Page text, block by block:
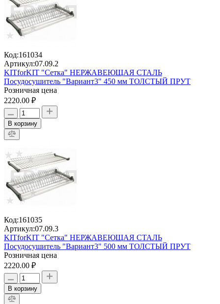
Код:161034
Артикул:07.09.2
KITforKIT "Сетка" НЕРЖАВЕЮЩАЯ СТАЛЬ
Посудосушитель "Вариант3" 450 мм ТОЛСТЫЙ ПРУТ
Розничная цена
2220.00 ₽
В корзину
Код:161035
Артикул:07.09.3
KITforKIT "Сетка" НЕРЖАВЕЮЩАЯ СТАЛЬ
Посудосушитель "Вариант3" 500 мм ТОЛСТЫЙ ПРУТ
Розничная цена
2220.00 ₽
В корзину